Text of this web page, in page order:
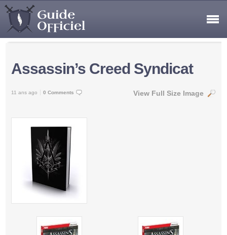
Assassin’s Creed Syndicat
11 ans ago 0 Comments View Full Size Image